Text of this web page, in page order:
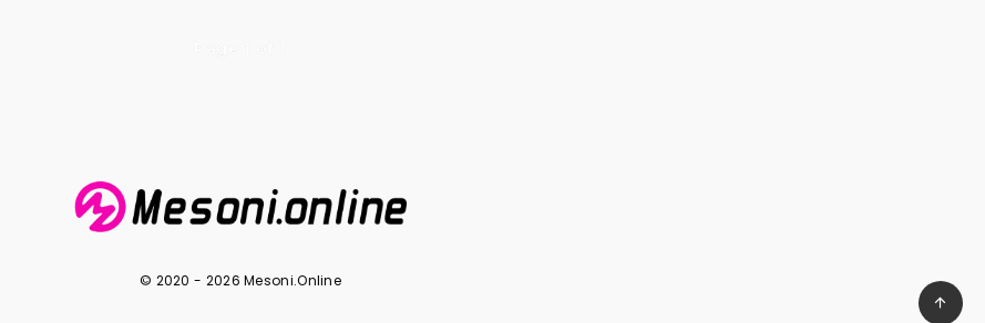
© 2020 - 2026 Mesoni.Online